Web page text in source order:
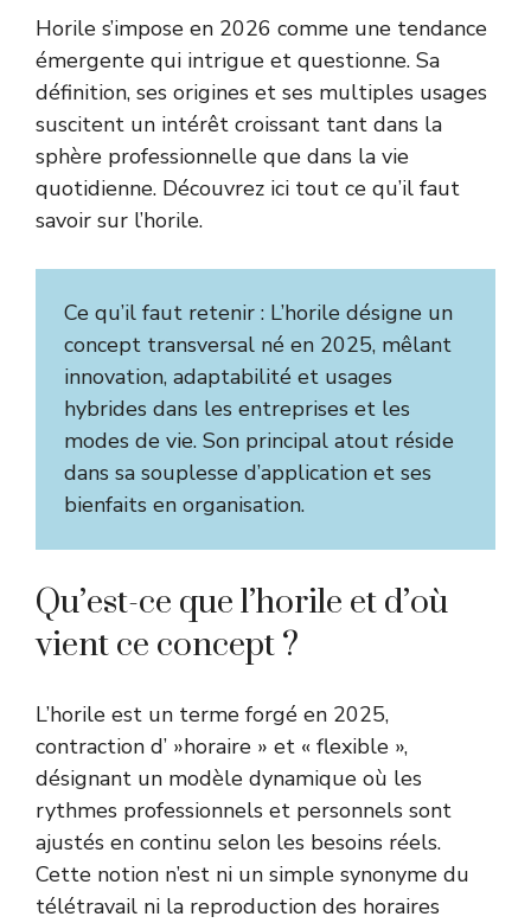
Horile s’impose en 2026 comme une tendance
émergente qui intrigue et questionne. Sa
définition, ses origines et ses multiples usages
suscitent un intérêt croissant tant dans la
sphère professionnelle que dans la vie
quotidienne. Découvrez ici tout ce qu’il faut
savoir sur l’horile.
Ce qu’il faut retenir : L’horile désigne un
concept transversal né en 2025, mêlant
innovation, adaptabilité et usages
hybrides dans les entreprises et les
modes de vie. Son principal atout réside
dans sa souplesse d’application et ses
bienfaits en organisation.
Qu’est-ce que l’horile et d’où
vient ce concept ?
L’horile est un terme forgé en 2025,
contraction d’ »horaire » et « flexible »,
désignant un modèle dynamique où les
rythmes professionnels et personnels sont
ajustés en continu selon les besoins réels.
Cette notion n’est ni un simple synonyme du
télétravail ni la reproduction des horaires